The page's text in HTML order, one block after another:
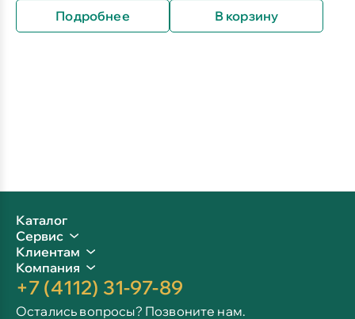
Подробнее В корзину
Каталог
Сервис
Клиентам
Компания
+7 (4112) 31-97-89
Остались вопросы? Позвоните нам.